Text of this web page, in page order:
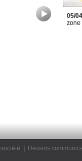
05/
zone
Dessins